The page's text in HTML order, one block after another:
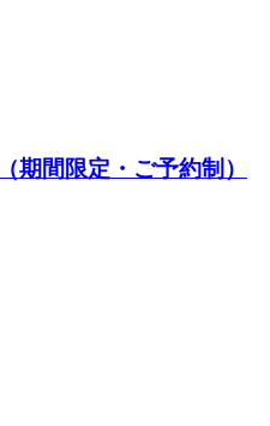
間限定・ご予約制）